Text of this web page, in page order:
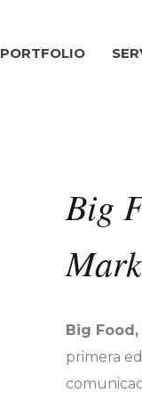
PORTFOLIO
Big
Big Food,
primera